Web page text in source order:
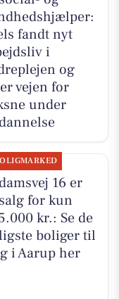
fandt nyt
i
og
vejen for
under
16 er
for kun
kr.: Se de
boliger til
i Aarup her